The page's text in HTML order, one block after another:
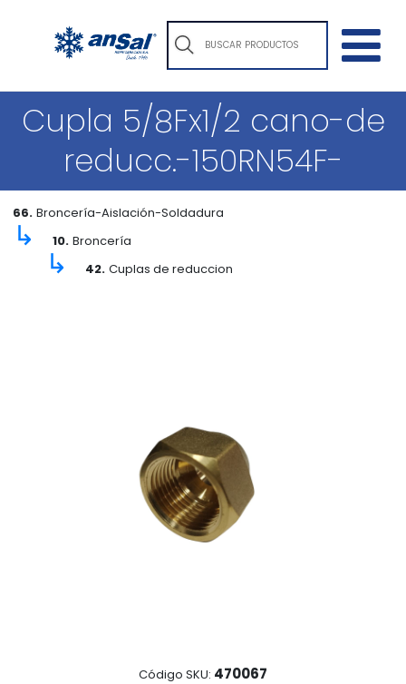
Cupla 5/8Fx1/2 cano-de
reducc.-150RN54F-
66. Broncería-Aislación-Soldadura
↳ 10. Broncería
↳ 42. Cuplas de reduccion
Código SKU: 470067